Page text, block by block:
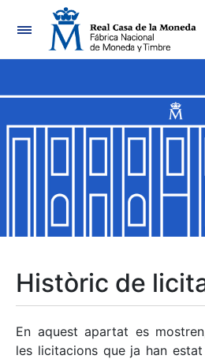
Navegació
Mostra/Amaga
Mostra/Amaga
Mostra/Amaga
Històric de
En aquest apartat es
les licitacions que ja han